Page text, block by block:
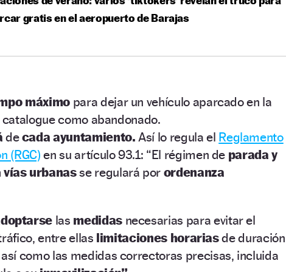
gratis en el aeropuerto de Barajas
máximo para dejar un vehículo aparcado en la
como abandonado.
decada ayuntamiento. Así lo regula el Reglamento
(RGC) en su artículo 93.1: “El régimen de parada y
vías urbanasse regulará por ordenanza
las medidas necesarias para evitar el
entre ellas limitaciones horariasde duración
como las medidas correctoras precisas, incluida